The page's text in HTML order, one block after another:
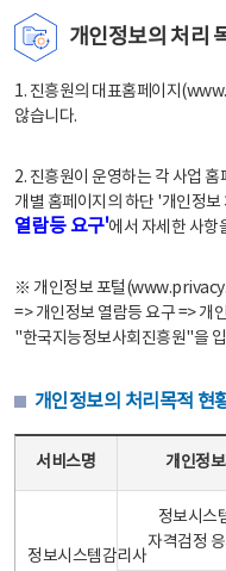
개인정보의 처리
1. 진흥원의 대표홈페이지
않습니다.
2. 진흥원이 운영하는 각 사업
개별 홈페이지의 하단 '개인정
열람등 요구'에서 자세한 사항
※ 개인정보 포털
=> 개인정보 열람등 요구 => 개
"한국지능정보사회진흥원"을
개인정보의 처리목적 현
서비스명 개인정
정보시스템감리사
정보시스
자격검정